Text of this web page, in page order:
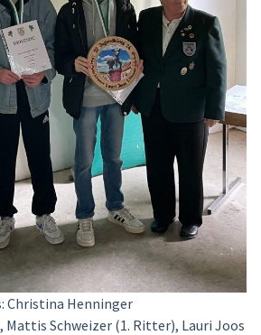
Christina Henninger
Schweizer (1. Ritter), Lauri Joos